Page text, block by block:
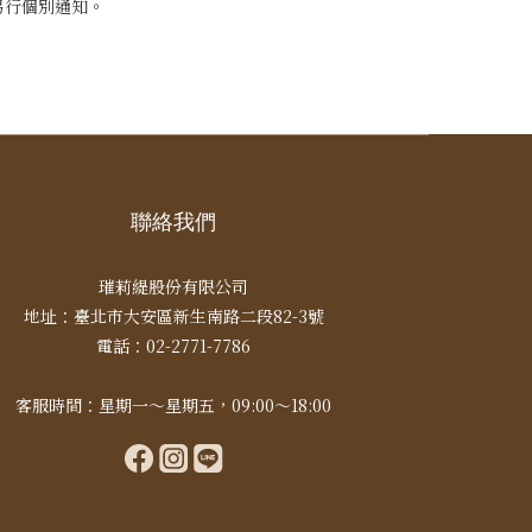
個別通知。
聯絡我們
璀莉緹股份有限公司
地址：臺北市大安區新生南路二段82-3號
電話：02-2771-7786
客服時間：星期一～星期五，09:00～18:00